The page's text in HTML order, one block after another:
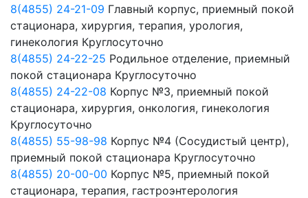
8(4855) 24-21-09 Главный корпус, приемный покой
стационара, хирургия, терапия, урология,
гинекология Круглосуточно
8(4855) 24-22-25 Родильное отделение, приемный
покой стационара Круглосуточно
8(4855) 24-22-08 Корпус №3, приемный покой
стационара, хирургия, онкология, гинекология
Круглосуточно
8(4855) 55-98-98 Корпус №4 (Сосудистый центр),
приемный покой стационара Круглосуточно
8(4855) 20-00-00 Корпус №5, приемный покой
стационара, терапия, гастроэнтерология